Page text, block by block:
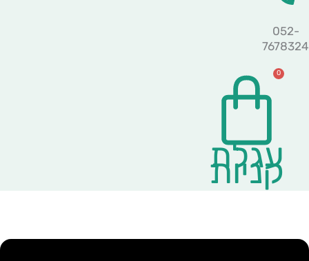
052-
7678324
0
עגלת
קניות